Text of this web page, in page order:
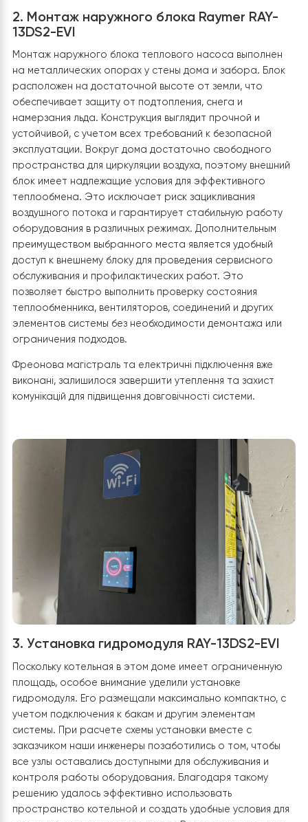
2. Монтаж наружного блока Raymer
13DS2-EVI
Монтаж наружного блока теплового насоса
на металлических опорах у стены дома и забора.
расположен на достаточной высоте от земли, что
намерзания льда. Конструкция выглядит прочной и
устойчивой, с учетом всех требований к безопасной
блок имеет надлежащие условия для эффективного
теплообмена. Это исключает риск зацикливания
воздушного потока и гарантирует стабильную
оборудования в различных режимах. Дополнительным
преимуществом выбранного места является удобный
доступ к внешнему блоку для проведения сервисного
обслуживания и профилактических работ. Это
позволяет быстро выполнить проверку состояния
теплообменника, вентиляторов, соединений и других
элементов системы без необходимости демонтажа
ограничения подходов.
Фреонова магістраль та електричні підключення вже
виконані, залишилося завершити утеплення та захист
комунікацій для підвищення довговічності системи.